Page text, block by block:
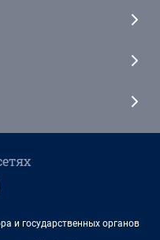
и государственных органов